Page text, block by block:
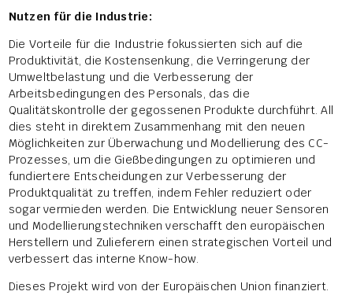
Nutzen für die Industrie:
Die Vorteile für die Industrie fokussierten sich auf die
Produktivität, die Kostensenkung, die Verringerung der
Umweltbelastung und die Verbesserung der
Arbeitsbedingungen des Personals, das die
Qualitätskontrolle der gegossenen Produkte durchführt. All
dies steht in direktem Zusammenhang mit den neuen
Möglichkeiten zur Überwachung und Modellierung des CC-
Prozesses, um die Gießbedingungen zu optimieren und
fundiertere Entscheidungen zur Verbesserung der
Produktqualität zu treffen, indem Fehler reduziert oder
sogar vermieden werden. Die Entwicklung neuer Sensoren
und Modellierungstechniken verschafft den europäischen
Herstellern und Zulieferern einen strategischen Vorteil und
verbessert das interne Know-how.
Dieses Projekt wird von der Europäischen Union finanziert.